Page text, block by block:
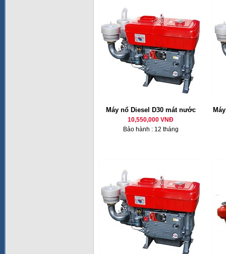
Máy nổ Diesel D30 mát nước
10,550,000 VNĐ
Bảo hành : 12 tháng